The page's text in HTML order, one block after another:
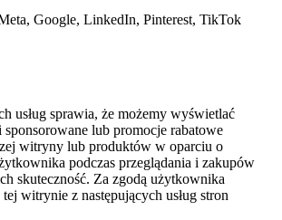
Google, LinkedIn, Pinterest, TikTok
usług sprawia, że możemy wyświetlać
sponsorowane lub promocje rabatowe
witryny lub produktów w oparciu o
podczas przeglądania i zakupów
skuteczność. Za zgodą użytkownika
witrynie z następujących usług stron